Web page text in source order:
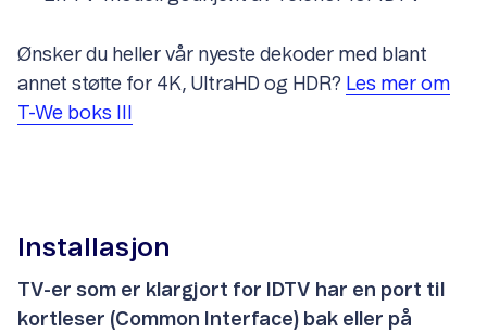
Ønsker du heller vår nyeste dekoder med blant
annet støtte for 4K, UltraHD og HDR? Les mer om
T-We boks III
Installasjon
TV-er som er klargjort for IDTV har en port til
kortleser (Common Interface) bak eller på